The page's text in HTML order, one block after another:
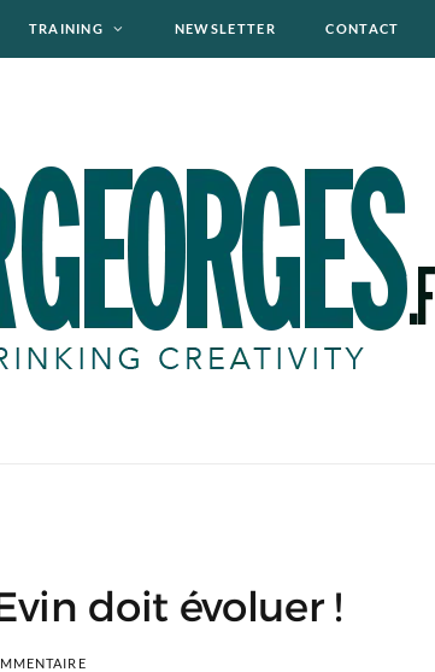
TRAINING NEWSLETTER CONTACT
doit évoluer !